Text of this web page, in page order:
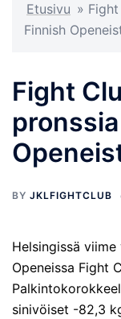
Etusivu »
Finnish
Fight
BY JKLFIGHTCLUB
Helsingissä
Openeissa Fight
sinivöiset -82,3